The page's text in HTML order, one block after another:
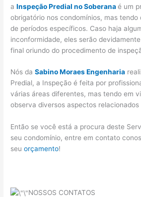
aInspeção Predial no Soberanaé um
obrigatório nos condomínios, mas
de períodos específicos. Caso haja
inconformidade, eles serão
final oriundo do procedimento de
Nós daSabino Moraes Engenharia
Predial, a Inspeção é feita por
várias áreas diferentes, mas tendo em
observa diversos aspectos
Então se você está a procura deste
seu condomínio, entre em contato
seuorçamento!
NOSSOS CONTATOS